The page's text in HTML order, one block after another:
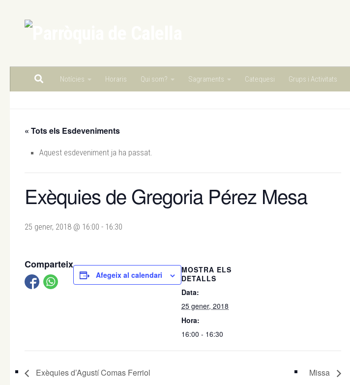
Notícies Horaris Qui som? Sagraments Catequesi Grups i Activitats
« Tots els Esdeveniments
Aquest esdeveniment ja ha passat.
Exèquies de Gregoria Pérez Mesa
25 gener, 2018 @ 16:00 - 16:30
Comparteix
Afegeix al calendari
MOSTRA ELS
DETALLS
Data:
25 gener, 2018
Hora:
16:00 - 16:30
Exèquies d’Agustí Comas Ferriol Missa